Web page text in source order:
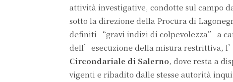
attività investigative, condotte sul campo
sotto la direzione della Procura di
definiti “gravi indizi di colpevolezza” a
dell’esecuzione della misura restrittiva,
Circondariale di Salerno, dove resta a
vigenti e ribadito dalle stesse autorità